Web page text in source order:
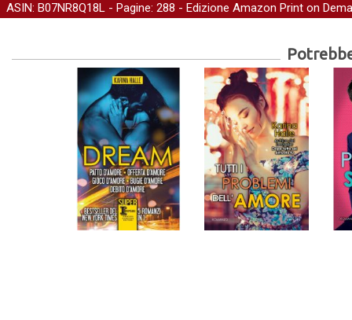
ASIN: B07NR8Q18L - Pagine: 288 - Edizione Amazon Print on